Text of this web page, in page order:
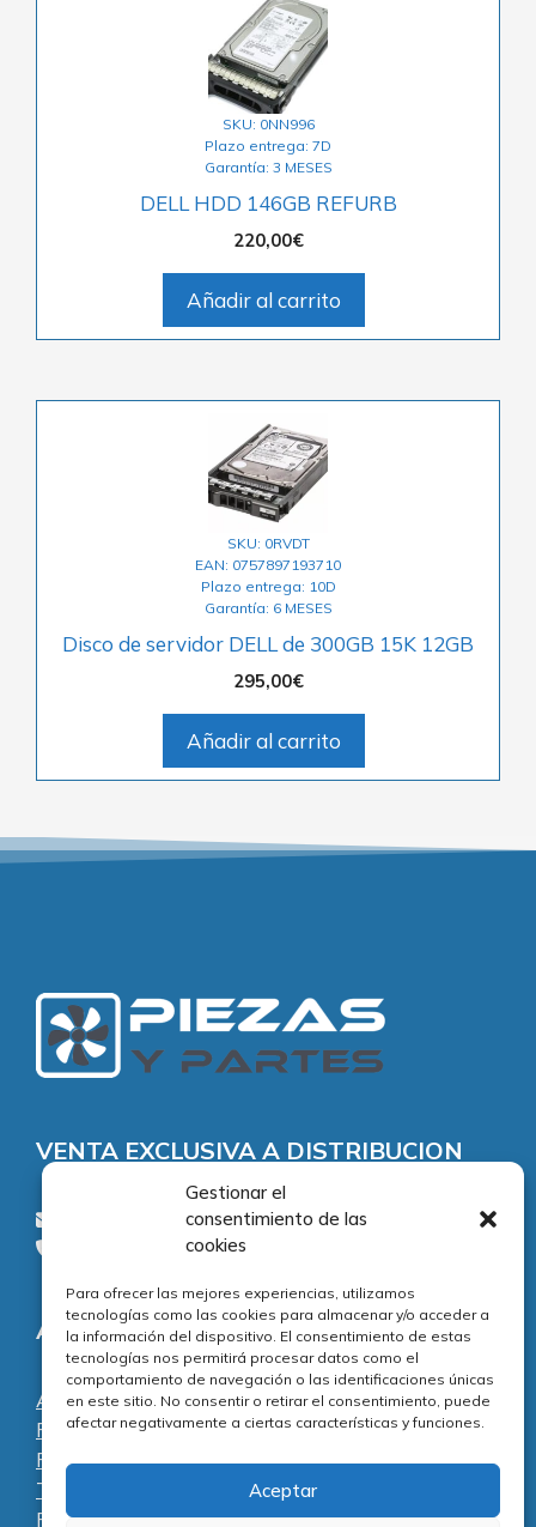
Gestionar el
consentimiento de las
cookies
Para ofrecer las mejores experiencias, utilizamos
tecnologías como las cookies para almacenar y/o acceder a
la información del dispositivo. El consentimiento de estas
tecnologías nos permitirá procesar datos como el
comportamiento de navegación o las identificaciones únicas
en este sitio. No consentir o retirar el consentimiento, puede
afectar negativamente a ciertas características y funciones.
Aceptar
SKU: 0NN996
Plazo entrega: 7D
Garantía: 3 MESES
DELL HDD 146GB REFURB
220,00€
Añadir al carrito
SKU: 0RVDT
EAN: 0757897193710
Plazo entrega: 10D
Garantía: 6 MESES
Disco de servidor DELL de 300GB 15K 12GB
295,00€
Añadir al carrito
VENTA EXCLUSIVA A DISTRIBUCION
consultas@piezasypartes.es
Tel.: 91 811 73 02
Adecuación normativa
Aviso legal
Política de privacidad
Política de cookies
Términos y condiciones
Preguntas frecuentes